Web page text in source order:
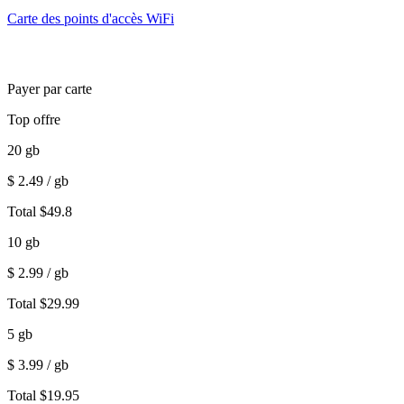
Carte des points d'accès WiFi
Payer par carte
Top offre
20 gb
$ 2.49 / gb
Total $49.8
10 gb
$ 2.99 / gb
Total $29.99
5 gb
$ 3.99 / gb
Total $19.95